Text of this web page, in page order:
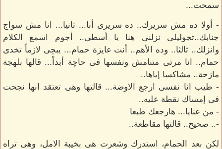
سمحت...
- أولا ده مش سريرك.. ده سريرى أنا... ثانيا... انا مش سواج
جنابك..تجوليلى نزلنى هنا يا أسطى.. أجوم اسمع الكلام
وانزلك.. ثالثا.. وده الأهم.. أنت عايزة حمام... يبچى لازماً تخدى
حمام.. انا مرتى متنامش ونفسها فى حاچة أبداً... قالها بلهجة
مازحة.. مشاكسا إياها..
- طيب انا نفسى ارجع الاوضة... قالتها وهى تعتقد انها نجحت
فى إمساك نقطة عليه..
- من عنايا... هارجعك طبعا
-.. صحيح.. قالتها مقاطعة..
لكن بعد الحمام، استدرك وشعرت هى بخيبة الامل، وهى تراه